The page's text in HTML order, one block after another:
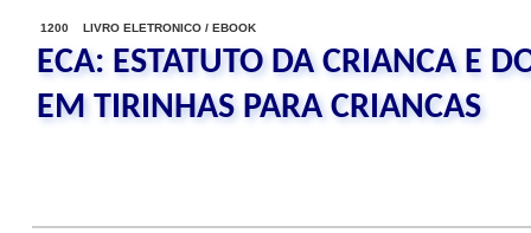
1200 LIVRO ELETRONICO / EBOOK
ECA: ESTATUTO DA CRIANCA E
EM TIRINHAS PARA CRIANCAS